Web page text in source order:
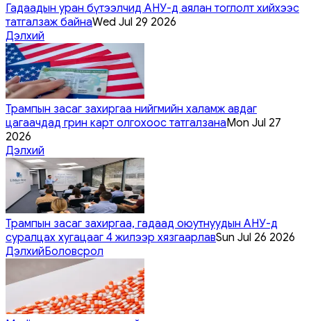
Гадаадын уран бүтээлчид АНУ-д аялан тоглолт хийхээс
татгалзаж байнаWed Jul 29 2026
Дэлхий
Трампын засаг захиргаа нийгмийн халамж авдаг
цагаачдад грин карт олгохоос татгалзанаMon Jul 27
2026
Дэлхий
Трампын засаг захиргаа, гадаад оюутнуудын АНУ-д
суралцах хугацааг 4 жилээр хязгаарлавSun Jul 26 2026
ДэлхийБоловсрол